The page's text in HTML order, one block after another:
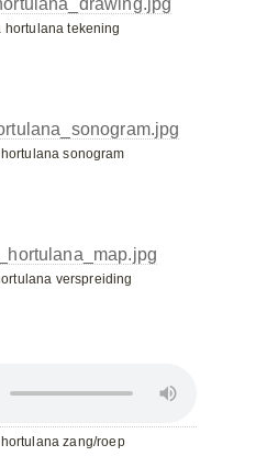
hortulana tekening
sonogram
verspreiding
zang/roep